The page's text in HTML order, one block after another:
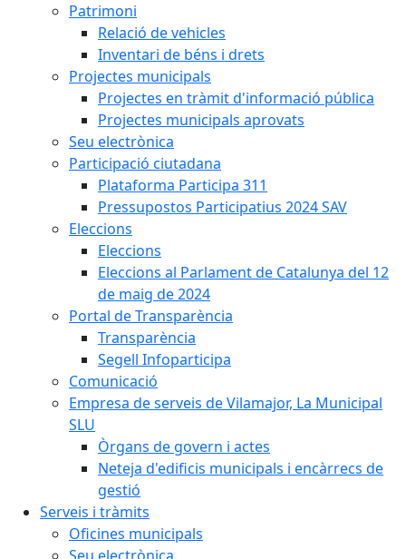
Patrimoni
Relació de vehicles
Inventari de béns i drets
Projectes municipals
Projectes en tràmit d'informació pública
Projectes municipals aprovats
Seu electrònica
Participació ciutadana
Plataforma Participa 311
Pressupostos Participatius 2024 SAV
Eleccions
Eleccions
Eleccions al Parlament de Catalunya del 12
de maig de 2024
Portal de Transparència
Transparència
Segell Infoparticipa
Comunicació
Empresa de serveis de Vilamajor, La Municipal
SLU
Òrgans de govern i actes
Neteja d'edificis municipals i encàrrecs de
gestió
Serveis i tràmits
Oficines municipals